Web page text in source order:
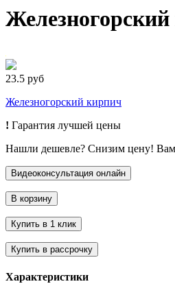
23.5 руб
Железногорский кирпич
! Гарантия лучшей цены
Нашли дешевле? Снизим цену! Вам
Характеристики